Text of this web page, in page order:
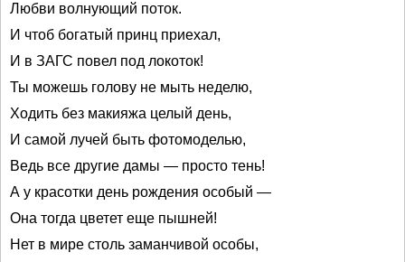
Любви волнующий поток.
И чтоб богатый принц приехал,
И в ЗАГС повел под локоток!
Ты можешь голову не мыть неделю,
Ходить без макияжа целый день,
И самой лучей быть фотомоделью,
Ведь все другие дамы — просто тень!
А у красотки день рождения особый —
Она тогда цветет еще пышней!
Нет в мире столь заманчивой особы,